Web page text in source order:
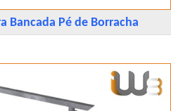
Bancada Pé de Borracha